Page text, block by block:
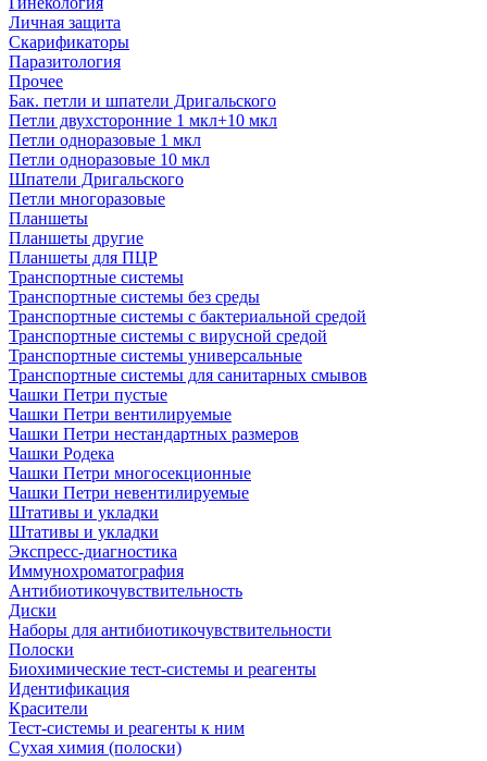
Личная защита
Скарификаторы
Паразитология
Прочее
Бак. петли и шпатели Дригальского
Петли двухсторонние 1 мкл+10 мкл
Петли одноразовые 1 мкл
Петли одноразовые 10 мкл
Шпатели Дригальского
Петли многоразовые
Планшеты
Планшеты другие
Планшеты для ПЦР
Транспортные системы
Транспортные системы без среды
Транспортные системы с бактериальной средой
Транспортные системы с вирусной средой
Транспортные системы универсальные
Транспортные системы для санитарных смывов
Чашки Петри пустые
Чашки Петри вентилируемые
Чашки Петри нестандартных размеров
Чашки Родека
Чашки Петри многосекционные
Чашки Петри невентилируемые
Штативы и укладки
Штативы и укладки
Экспресс-диагностика
Иммунохроматография
Антибиотикочувствительность
Диски
Наборы для антибиотикочувствительности
Полоски
Биохимические тест-системы и реагенты
Идентификация
Красители
Тест-системы и реагенты к ним
Сухая химия (полоски)